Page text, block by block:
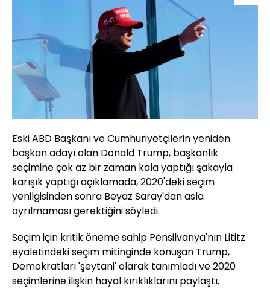
Eski ABD Başkanı ve Cumhuriyetçilerin yeniden
başkan adayı olan Donald Trump, başkanlık
seçimine çok az bir zaman kala yaptığı şakayla
karışık yaptığı açıklamada, 2020'deki seçim
yenilgisinden sonra Beyaz Saray'dan asla
ayrılmaması gerektiğini söyledi.
Seçim için kritik öneme sahip Pensilvanya'nın Lititz
eyaletindeki seçim mitinginde konuşan Trump,
Demokratları 'şeytani' olarak tanımladı ve 2020
seçimlerine ilişkin hayal kırıklıklarını paylaştı.